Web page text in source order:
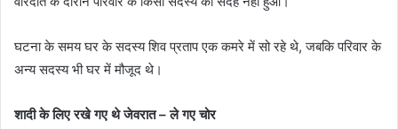
घटना के समय घर के सदस्य शिव प्रताप एक कमरे में सो रहे थे, जबकि परिवार के
अन्य सदस्य भी घर में मौजूद थे।
शादी के लिए रखे गए थे जेवरात – ले गए चोर